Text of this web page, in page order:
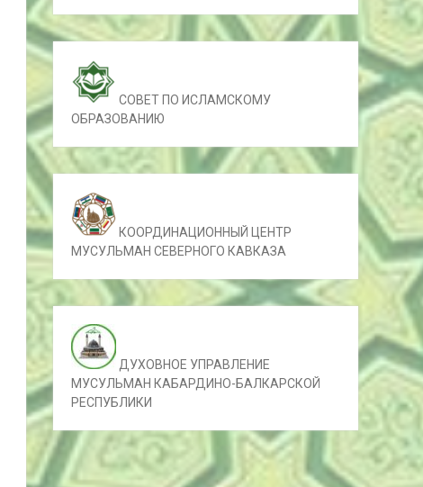
СОВЕТ ПО ИСЛАМСКОМУ
ОБРАЗОВАНИЮ
КООРДИНАЦИОННЫЙ ЦЕНТР
МУСУЛЬМАН СЕВЕРНОГО КАВКАЗА
ДУХОВНОЕ УПРАВЛЕНИЕ
МУСУЛЬМАН КАБАРДИНО-БАЛКАРСКОЙ
РЕСПУБЛИКИ